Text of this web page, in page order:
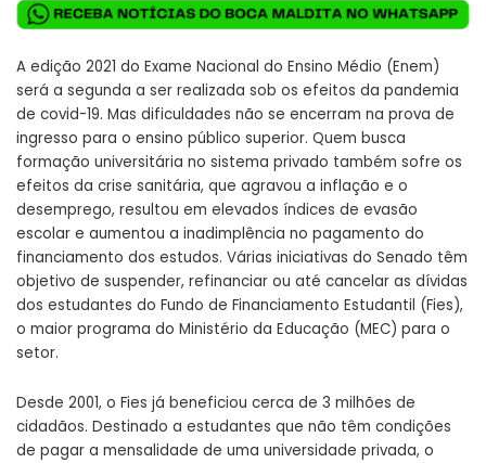
A edição 2021 do Exame Nacional do Ensino Médio (Enem)
será a segunda a ser realizada sob os efeitos da pandemia
de covid-19. Mas dificuldades não se encerram na prova de
ingresso para o ensino público superior. Quem busca
formação universitária no sistema privado também sofre os
efeitos da crise sanitária, que agravou a inflação e o
desemprego, resultou em elevados índices de evasão
escolar e aumentou a inadimplência no pagamento do
financiamento dos estudos. Várias iniciativas do Senado têm
objetivo de suspender, refinanciar ou até cancelar as dívidas
dos estudantes do Fundo de Financiamento Estudantil (Fies),
o maior programa do Ministério da Educação (MEC) para o
setor.
Desde 2001, o Fies já beneficiou cerca de 3 milhões de
cidadãos. Destinado a estudantes que não têm condições
de pagar a mensalidade de uma universidade privada, o